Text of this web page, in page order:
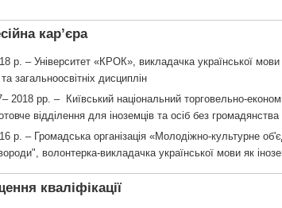
кар’єра
р. – Університет «КРОК», викладачка української
загальноосвітніх дисциплін
2018 рр. – Київський національний торговельно-
відділення для іноземців та осіб без громадянства
р. – Громадська організація «Молодіжно-культурне
волонтерка-викладачка української мови як
кваліфікації